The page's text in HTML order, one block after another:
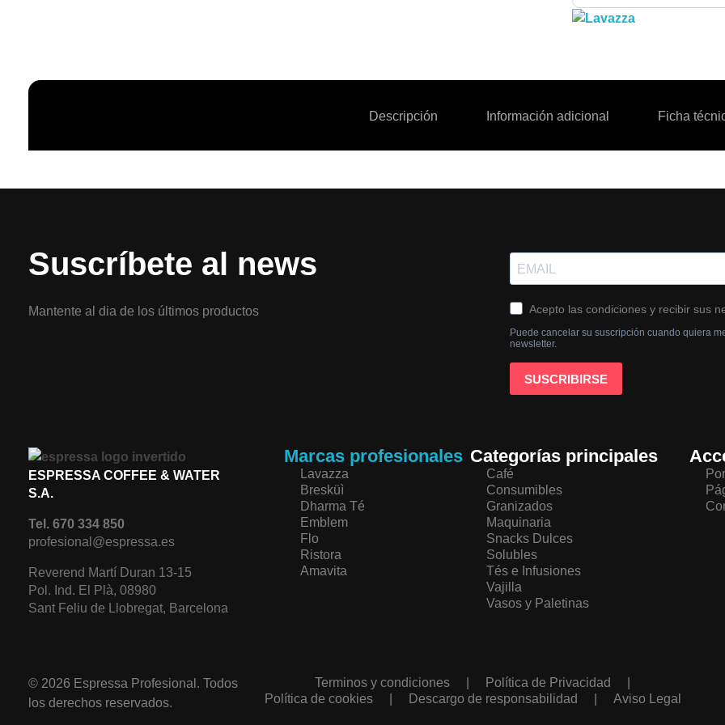
Descripción Información adicional Ficha
Suscríbete al news
Mantente al dia de los últimos productos
ESPRESSA COFFEE & WATER
S.A.
Tel. 670 334 850
profesional@espressa.es
Reverend Martí Duran 13-15
Pol. Ind. El Plà, 08980
Sant Feliu de Llobregat, Barcelona
Marcas profesionales
Lavazza
Bresküì
Dharma Té
Emblem
Flo
Ristora
Amavita
Categorías principales
Café
Consumibles
Granizados
Maquinaria
Snacks Dulces
Solubles
Tés e Infusiones
Vajilla
Vasos y Paletinas
© 2026 Espressa Profesional. Todos
los derechos reservados.
Terminos y condiciones Política de Privacidad
Política de cookies
Descargo de responsabilidad Aviso Legal